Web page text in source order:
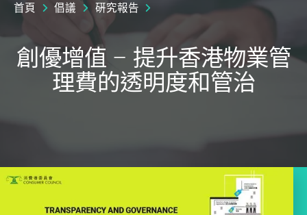
首頁 倡議 硏究報告
創優增值 – 提升香港物業管
理費的透明度和管治